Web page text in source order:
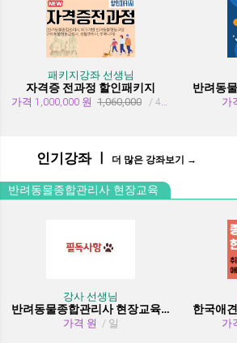
패키지강좌 선생님
자격증 전과정 할인패키지
가격 1,000,000 원 1,060,000 / 455일 가
인기강좌 ㅣ 더 많은 강좌보기 →
반려동물종합관리사 현장교육
강사 선생님
반려동물종합관리사 현장교육 수강시 필독사항
가격 원 / 일 가